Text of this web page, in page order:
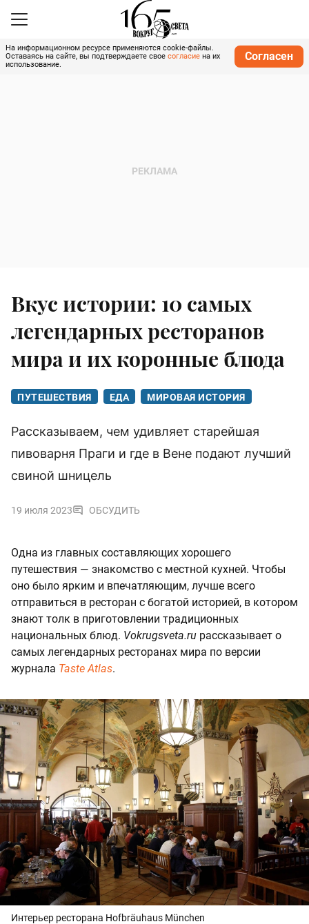
На информационном ресурсе применяются cookie-файлы.
Оставаясь на сайте, вы подтверждаете свое согласие на их
использование.
Согласен
Вкус истории: 10 самых
легендарных ресторанов
мира и их коронные блюда
ПУТЕШЕСТВИЯ ЕДА МИРОВАЯ ИСТОРИЯ
Рассказываем, чем удивляет старейшая
пивоварня Праги и где в Вене подают лучший
свиной шницель
19 июля 2023 ОБСУДИТЬ
Одна из главных составляющих хорошего
путешествия — знакомство с местной кухней. Чтобы
оно было ярким и впечатляющим, лучше всего
отправиться в ресторан с богатой историей, в котором
знают толк в приготовлении традиционных
национальных блюд. Vokrugsveta.ru рассказывает о
самых легендарных ресторанах мира по версии
журнала Taste Atlas.
Интерьер ресторана Hofbräuhaus München